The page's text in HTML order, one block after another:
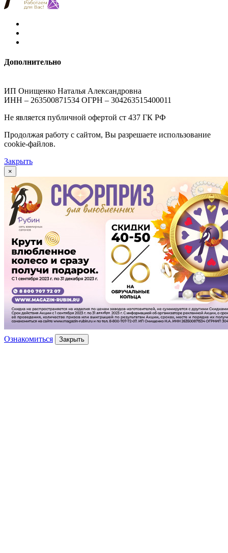
Дополнительно
ИП Онищенко Наталья Александровна
ИНН – 263500871534 ОГРН – 304263515400011
Не является публичной офертой ст 437 ГК РФ
Продолжая работу с сайтом, Вы разрешаете использование
cookie-файлов.
Закрыть
×
Ознакомиться Закрыть